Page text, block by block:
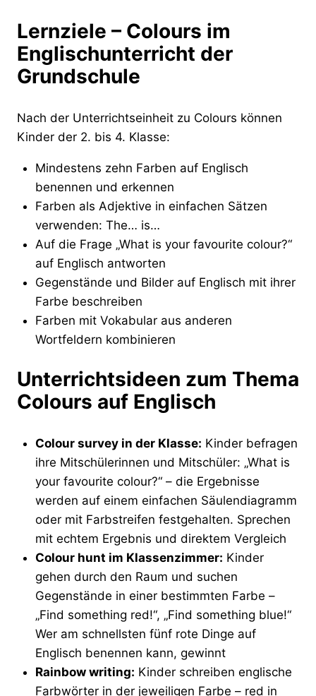
Lernziele – Colours im
Englischunterricht der
Grundschule
Nach der Unterrichtseinheit zu Colours können
Kinder der 2. bis 4. Klasse:
Mindestens zehn Farben auf Englisch
benennen und erkennen
Farben als Adjektive in einfachen Sätzen
verwenden: The… is…
Auf die Frage „What is your favourite colour?“
auf Englisch antworten
Gegenstände und Bilder auf Englisch mit ihrer
Farbe beschreiben
Farben mit Vokabular aus anderen
Wortfeldern kombinieren
Unterrichtsideen zum Thema
Colours auf Englisch
Colour survey in der Klasse: Kinder befragen
ihre Mitschülerinnen und Mitschüler: „What is
your favourite colour?“ – die Ergebnisse
werden auf einem einfachen Säulendiagramm
oder mit Farbstreifen festgehalten. Sprechen
mit echtem Ergebnis und direktem Vergleich
Colour hunt im Klassenzimmer: Kinder
gehen durch den Raum und suchen
Gegenstände in einer bestimmten Farbe –
„Find something red!“, „Find something blue!“
Wer am schnellsten fünf rote Dinge auf
Englisch benennen kann, gewinnt
Rainbow writing: Kinder schreiben englische
Farbwörter in der jeweiligen Farbe – red in